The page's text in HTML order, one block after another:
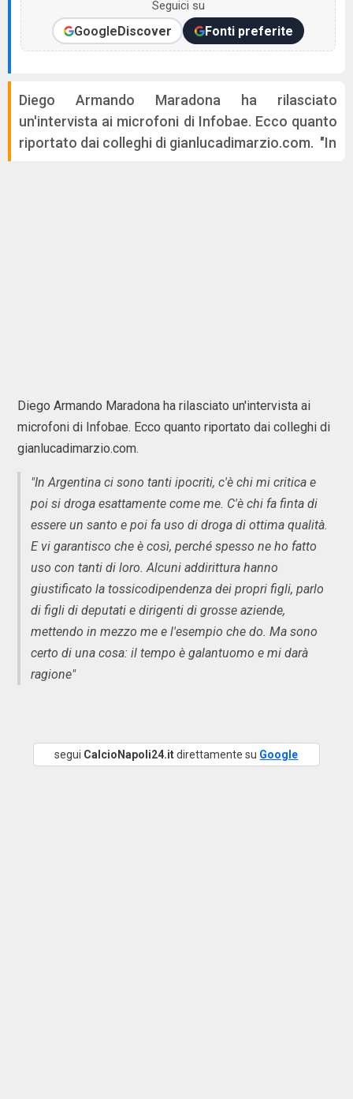
Seguici su
GoogleDiscover Fonti preferite
Diego Armando Maradona ha rilasciato
un'intervista ai microfoni di Infobae. Ecco quanto
riportato dai colleghi di gianlucadimarzio.com. "In
Diego Armando Maradona ha rilasciato un'intervista ai
microfoni di Infobae. Ecco quanto riportato dai colleghi di
gianlucadimarzio.com.
"In Argentina ci sono tanti ipocriti, c'è chi mi critica e
poi si droga esattamente come me. C'è chi fa finta di
essere un santo e poi fa uso di droga di ottima qualità.
E vi garantisco che è così, perché spesso ne ho fatto
uso con tanti di loro. Alcuni addirittura hanno
giustificato la tossicodipendenza dei propri figli, parlo
di figli di deputati e dirigenti di grosse aziende,
mettendo in mezzo me e l'esempio che do. Ma sono
certo di una cosa: il tempo è galantuomo e mi darà
ragione"
segui CalcioNapoli24.itdirettamente su Google